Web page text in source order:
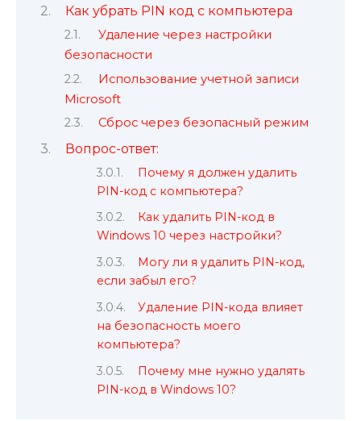
Как убрать PIN код с компьютера
Удаление через настройки
безопасности
Использование учетной записи
Microsoft
Сброс через безопасный режим
Вопрос-ответ:
Почему я должен удалить
PIN-код с компьютера?
Как удалить PIN-код в
Windows 10 через настройки?
Могу ли я удалить PIN-код,
если забыл его?
Удаление PIN-кода влияет
на безопасность моего
компьютера?
Почему мне нужно удалять
PIN-код в Windows 10?